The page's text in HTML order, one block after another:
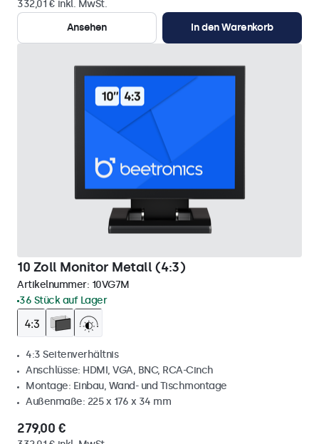
332,01 € inkl. MwSt.
Ansehen
In den Warenkorb
10 Zoll Monitor Metall (4:3)
Artikelnummer: 10VG7M
36 Stück auf Lager
4:3 Seitenverhältnis
Anschlüsse: HDMI, VGA, BNC, RCA-Cinch
Montage: Einbau, Wand- und Tischmontage
Außenmaße: 225 x 176 x 34 mm
279,00 €